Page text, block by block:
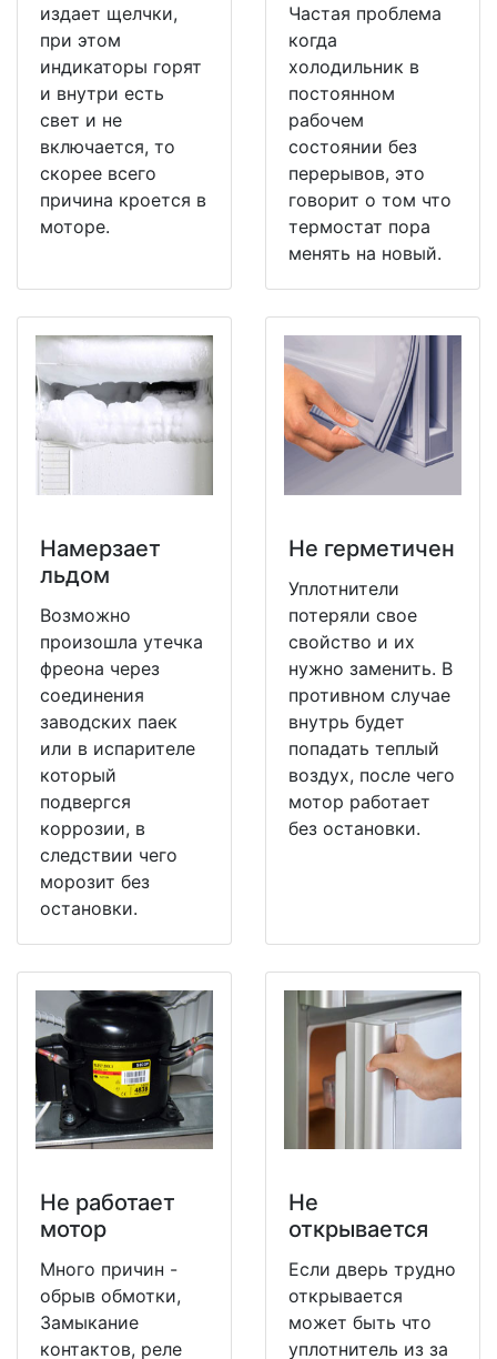
издает щелчки,
при этом
индикаторы горят
и внутри есть
свет и не
включается, то
скорее всего
причина кроется в
моторе.
Частая проблема
когда
холодильник в
постоянном
рабочем
состоянии без
перерывов, это
говорит о том что
термостат пора
менять на новый.
Намерзает
льдом
Возможно
произошла утечка
фреона через
соединения
заводских паек
или в испарителе
который
подвергся
коррозии, в
следствии чего
морозит без
остановки.
Не герметичен
Уплотнители
потеряли свое
свойство и их
нужно заменить. В
противном случае
внутрь будет
попадать теплый
воздух, после чего
мотор работает
без остановки.
Не работает
мотор
Много причин -
обрыв обмотки,
Замыкание
контактов, реле
Не
открывается
Если дверь трудно
открывается
может быть что
уплотнитель из за